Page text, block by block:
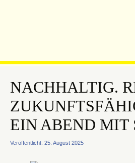
NACHHALTIG.
EIN ABEND MIT
Veröffentlicht: 25. August 2025